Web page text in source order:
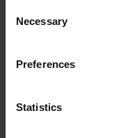
Selection
Necessary
Preferences
Statistics
Îți oferă o
obiectivelor
încărcării și a